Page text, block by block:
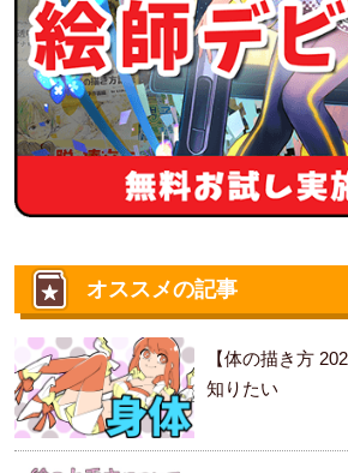
オススメの記事
【体の描き方
知りたい